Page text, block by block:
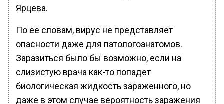
Ярцева.
По ее словам, вирус не представляет
опасности даже для патологоанатомов.
Заразиться было бы возможно, если на
слизистую врача как-то попадет
биологическая жидкость зараженного, но
даже в этом случае вероятность заражения